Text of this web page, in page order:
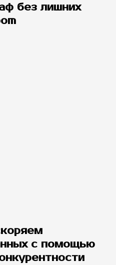
без лишних
с помощью